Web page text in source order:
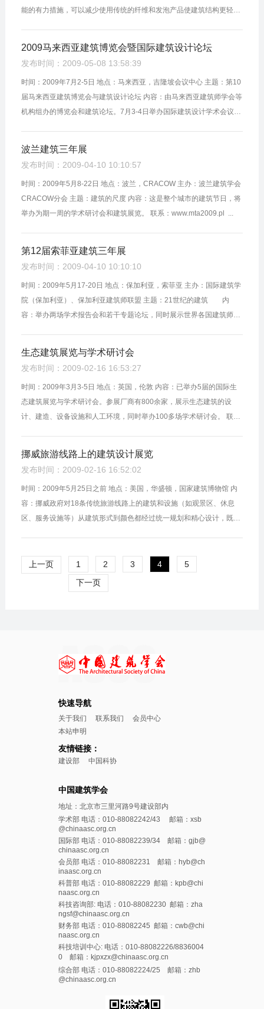
能的有力措施，可以减少使用传统的纤维和发泡产品使建筑结构更轻
2009马来西亚建筑博览会暨国际建筑设计论坛
发布时间：2009-05-08 13:58:39
时间：2009年7月2-5日 地点：马来西亚，吉隆坡会议中心 主题：第10
届马来西亚建筑博览会与建筑设计论坛 内容：由马来西亚建筑师学会等
机构组办的博览会和建筑论坛。7月3-4日举办国际建筑设计学术会议、
波兰建筑三年展
发布时间：2009-04-10 10:10:57
时间：2009年5月8-22日 地点：波兰，CRACOW 主办：波兰建筑学会
CRACOW分会 主题：建筑的尺度 内容：这是整个城市的建筑节日，将
举办为期一周的学术研讨会和建筑展览。 联系：www.mta2009.pl ...
第12届索菲亚建筑三年展
发布时间：2009-04-10 10:10:10
时间：2009年5月17-20日 地点：保加利亚，索菲亚 主办：国际建筑学
院（保加利亚）、保加利亚建筑师联盟 主题：21世纪的建筑 内
容：举办两场学术报告会和若干专题论坛，同时展示世界各国建筑师的
生态建筑展览与学术研讨会
发布时间：2009-02-16 16:53:27
时间：2009年3月3-5日 地点：英国，伦敦 内容：已举办5届的国际生
态建筑展览与学术研讨会。参展厂商有800余家，展示生态建筑的设
计、建造、设备设施和人工环境，同时举办100多场学术研讨会。 联
挪威旅游线路上的建筑设计展览
发布时间：2009-02-16 16:52:02
时间：2009年5月25日之前 地点：美国，华盛顿，国家建筑博物馆 内
容：挪威政府对18条传统旅游线路上的建筑和设施（如观景区、休息
区、服务设施等）从建筑形式到颜色都经过统一规划和精心设计，既改
上一页 1 2 3 4
5
下一页
快速导航
关于我们 联系我们
会员中心
本站申明
友情链接：
建设部 中国科协
中国建筑学会
地址：北京市三里河路9号建设部内
学术部 电话：010-88082242/43 邮箱：xsb
@chinaasc.org.cn
国际部 电话：010-88082239/34 邮箱：gjb@
chinaasc.org.cn
会员部 电话：010-88082231 邮箱：hyb@ch
inaasc.org.cn
科普部 电话：010-88082229 邮箱：kpb@chi
naasc.org.cn
科技咨询部: 电话：010-88082230 邮箱：zha
ngsf@chinaasc.org.cn
财务部 电话：010-88082245 邮箱：cwb@chi
naasc.org.cn
科技培训中心: 电话：010-88082226/8836004
0 邮箱：kjpxzx@chinaasc.org.cn
综合部 电话：010-88082224/25 邮箱：zhb
@chinaasc.org.cn